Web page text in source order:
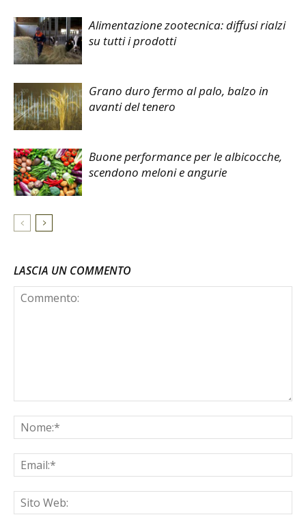
Alimentazione zootecnica: diffusi rialzi
su tutti i prodotti
Grano duro fermo al palo, balzo in
avanti del tenero
Buone performance per le albicocche,
scendono meloni e angurie
LASCIA UN COMMENTO